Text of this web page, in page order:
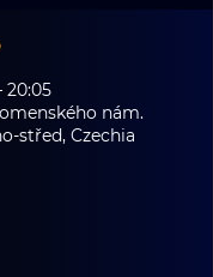
20:05
nám.
střed, Czechia